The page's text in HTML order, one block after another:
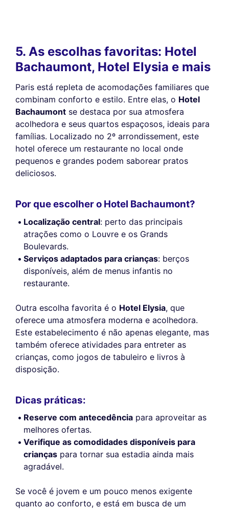
5. As escolhas favoritas: Hotel
Bachaumont, Hotel Elysia e mais
Paris está repleta de acomodações familiares que
combinam conforto e estilo. Entre elas, o Hotel
Bachaumont se destaca por sua atmosfera
acolhedora e seus quartos espaçosos, ideais para
famílias. Localizado no 2º arrondissement, este
hotel oferece um restaurante no local onde
pequenos e grandes podem saborear pratos
deliciosos.
Por que escolher o Hotel Bachaumont?
Localização central: perto das principais
atrações como o Louvre e os Grands
Boulevards.
Serviços adaptados para crianças: berços
disponíveis, além de menus infantis no
restaurante.
Outra escolha favorita é o Hotel Elysia, que
oferece uma atmosfera moderna e acolhedora.
Este estabelecimento é não apenas elegante, mas
também oferece atividades para entreter as
crianças, como jogos de tabuleiro e livros à
disposição.
Dicas práticas:
Reserve com antecedência para aproveitar as
melhores ofertas.
Verifique as comodidades disponíveis para
crianças para tornar sua estadia ainda mais
agradável.
Se você é jovem e um pouco menos exigente
quanto ao conforto, e está em busca de um